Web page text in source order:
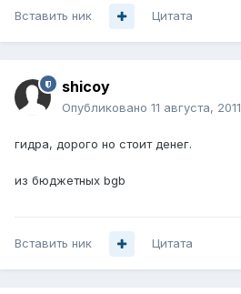
Вставить ник Цитата
shicoy
Опубликовано 11 августа, 2011
гидра, дорого но стоит денег.
из бюджетных bgb
Вставить ник Цитата